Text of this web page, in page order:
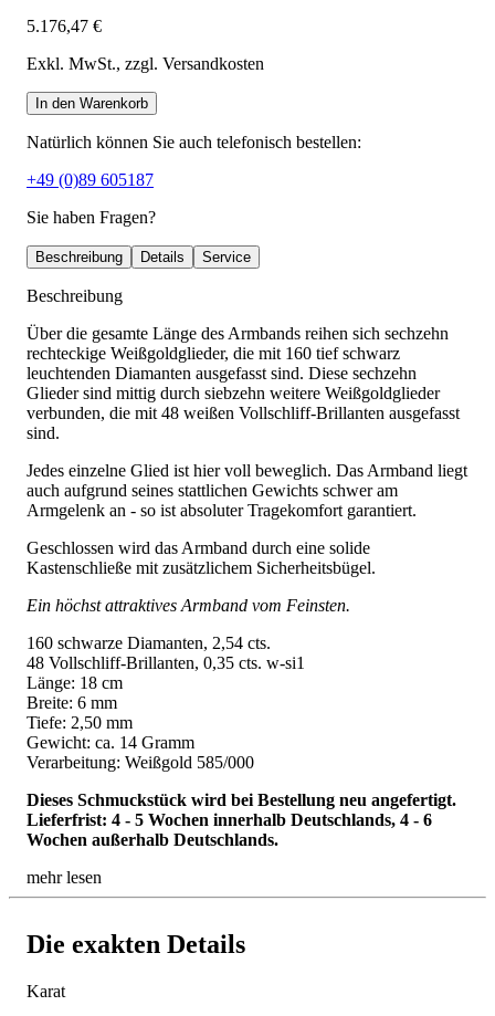
5.176,47 €
Exkl. MwSt., zzgl. Versandkosten
In den Warenkorb
Natürlich können Sie auch telefonisch bestellen:
+49 (0)89 605187
Sie haben Fragen?
Beschreibung Details Service
Beschreibung
Über die gesamte Länge des Armbands reihen sich sechzehn
rechteckige Weißgoldglieder, die mit 160 tief schwarz
leuchtenden Diamanten ausgefasst sind. Diese sechzehn
Glieder sind mittig durch siebzehn weitere Weißgoldglieder
verbunden, die mit 48 weißen Vollschliff-Brillanten ausgefasst
sind.
Jedes einzelne Glied ist hier voll beweglich. Das Armband liegt
auch aufgrund seines stattlichen Gewichts schwer am
Armgelenk an - so ist absoluter Tragekomfort garantiert.
Geschlossen wird das Armband durch eine solide
Kastenschließe mit zusätzlichem Sicherheitsbügel.
Ein höchst attraktives Armband vom Feinsten.
160 schwarze Diamanten, 2,54 cts.
48 Vollschliff-Brillanten, 0,35 cts. w-si1
Länge: 18 cm
Breite: 6 mm
Tiefe: 2,50 mm
Gewicht: ca. 14 Gramm
Verarbeitung: Weißgold 585/000
Dieses Schmuckstück wird bei Bestellung neu angefertigt.
Lieferfrist: 4 - 5 Wochen innerhalb Deutschlands, 4 - 6
Wochen außerhalb Deutschlands.
mehr lesen
Die exakten Details
Karat